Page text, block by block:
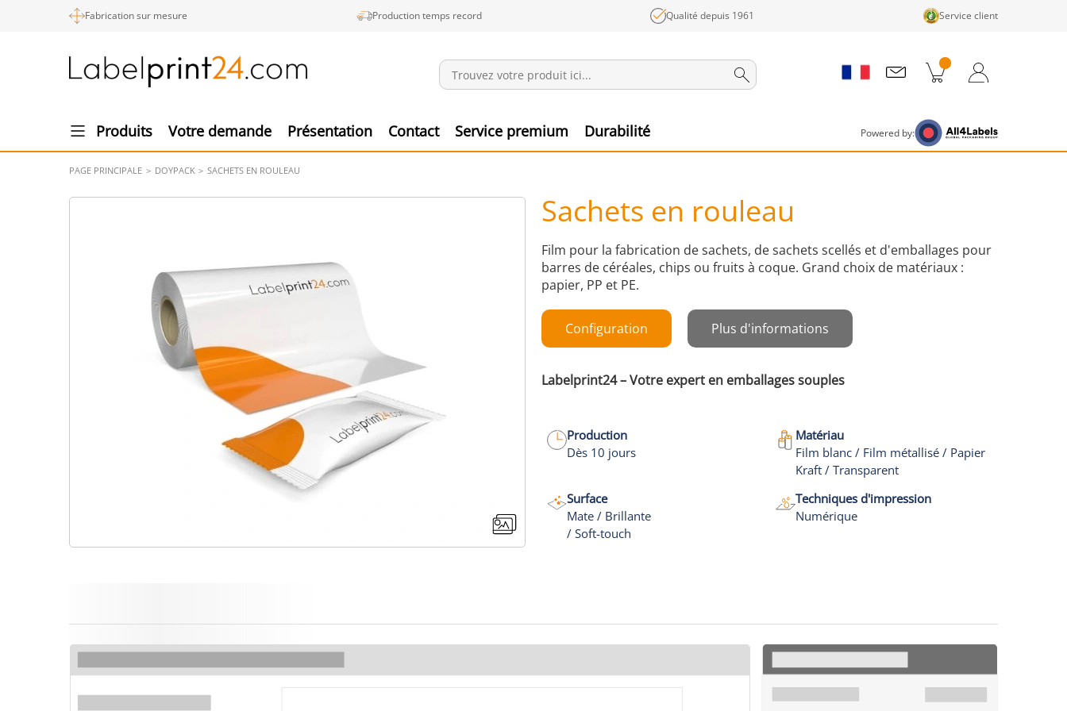
Fabrication sur mesure Production temps record Qualité depuis 1961 Service client
Produits Votre demande Présentation Contact Service premium Durabilité Powered by:
PAGE PRINCIPALE DOYPACK SACHETS EN ROULEAU
Sachets en rouleau
Film pour la fabrication de sachets, de sachets scellés et d'emballages pour
barres de céréales, chips ou fruits à coque. Grand choix de matériaux :
papier, PP et PE.
Configuration Plus d'informations
Labelprint24 – Votre expert en emballages souples
Production
Dès 10 jours
Matériau
Film blanc / Film métallisé / Papier
Kraft / Transparent
Surface
Mate / Brillante
/ Soft-touch
Techniques d'impression
Numérique